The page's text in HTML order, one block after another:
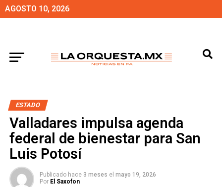
AGOSTO 10, 2026
ESTADO
Valladares impulsa agenda
federal de bienestar para San
Luis Potosí
Publicado hace 3 meses el mayo 19, 2026
Por El Saxofon